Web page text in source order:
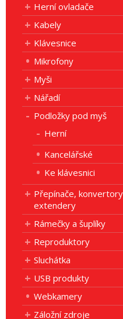
Herní ovladače
Kabely
Klávesnice
Mikrofony
Myši
Nářadí
Podložky pod myš
Herní
Kancelářské
Ke klávesnici
Přepínače,
extendery
Rámečky a šuplíky
Reproduktory
Sluchátka
USB produkty
Webkamery
Záložní zdroje